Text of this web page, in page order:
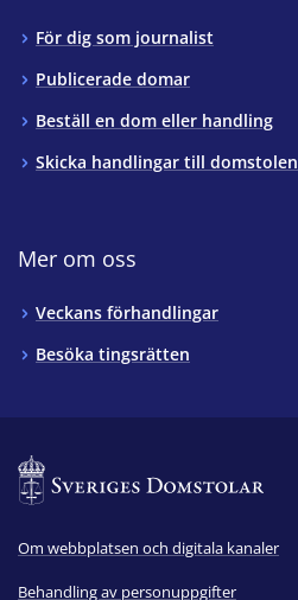
För dig som journalist
Publicerade domar
Beställ en dom eller handling
Skicka handlingar till domstolen
Mer om oss
Veckans förhandlingar
Besöka tingsrätten
Om webbplatsen och digitala kanaler
Behandling av personuppgifter